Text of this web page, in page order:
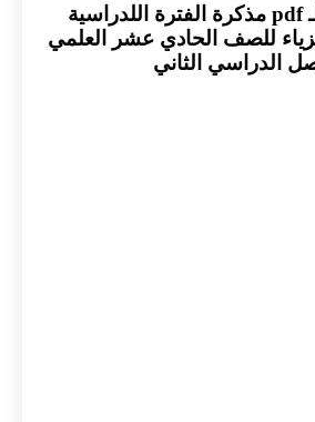
معاينة ملف الـ pdf مذكرة الفترة اللدراسية
للصف الحادي عشر العلمي
الدراسي الثاني